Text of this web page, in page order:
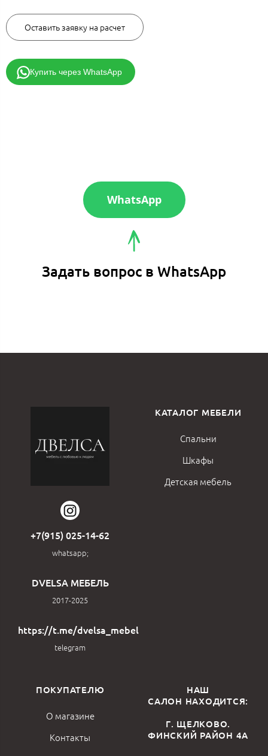
Оставить заявку на расчет
Купить через WhatsApp
WhatsApp
Задать вопрос в WhatsApp
+7(915) 025-14-62
whatsapp;
DVELSA МЕБЕЛЬ
2017-2025
https://t.me/dvelsa_mebel
telegram
КАТАЛОГ МЕБЕЛИ
Спальни
Шкафы
Детская мебель
ПОКУПАТЕЛЮ
О магазине
Контакты
НАШ
САЛОН НАХОДИТСЯ:
Г. ЩЕЛКОВО.
ФИНСКИЙ РАЙОН 4А